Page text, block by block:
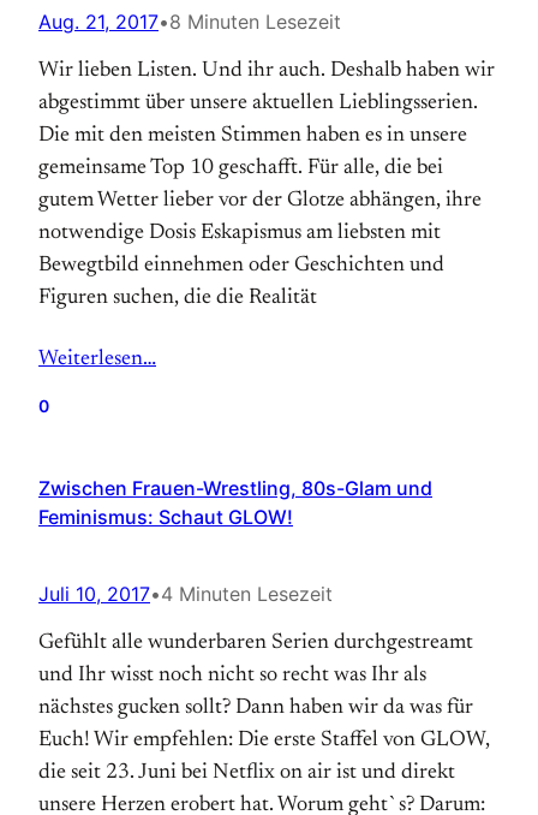
Aug. 21, 2017•8 Minuten Lesezeit
Wir lieben Listen. Und ihr auch. Deshalb haben wir
abgestimmt über unsere aktuellen Lieblingsserien.
Die mit den meisten Stimmen haben es in unsere
gemeinsame Top 10 geschafft. Für alle, die bei
gutem Wetter lieber vor der Glotze abhängen, ihre
notwendige Dosis Eskapismus am liebsten mit
Bewegtbild einnehmen oder Geschichten und
Figuren suchen, die die Realität
Weiterlesen…
0
Zwischen Frauen-Wrestling, 80s-Glam und
Feminismus: Schaut GLOW!
Juli 10, 2017•4 Minuten Lesezeit
Gefühlt alle wunderbaren Serien durchgestreamt
und Ihr wisst noch nicht so recht was Ihr als
nächstes gucken sollt? Dann haben wir da was für
Euch! Wir empfehlen: Die erste Staffel von GLOW,
die seit 23. Juni bei Netflix on air ist und direkt
unsere Herzen erobert hat. Worum geht`s? Darum: